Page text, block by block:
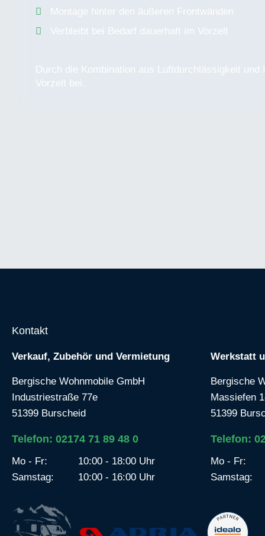
Montage hinter den äußeren Frontwänden
Verbleibt bei Bedarf dauerhaft im Vorzelt
Durch die Kombination aus Luftdurchlässigkeit
Vorzelt bei.
Kontakt
Verkauf, Zubehör und Vermietung
Bergische Wohnmobile GmbH
Industriestraße 77e
51399 Burscheid
Telefon: 02174 71 89 48 0
Mo - Fr:
10:00 - 18:00 Uhr
Samstag:
10:00 - 16:00 Uhr
Werkstatt
Bergische
Massiefen
51399
Telefon:
Mo - Fr:
Samstag: